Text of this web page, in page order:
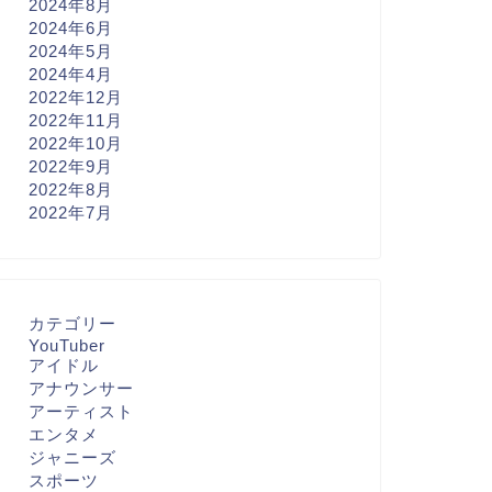
2024年8月
2024年6月
2024年5月
2024年4月
2022年12月
2022年11月
2022年10月
2022年9月
2022年8月
2022年7月
カテゴリー
YouTuber
アイドル
アナウンサー
アーティスト
エンタメ
ジャニーズ
スポーツ